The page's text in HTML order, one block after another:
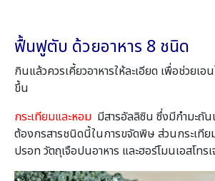
ฟื้นฟูตับ ด้วยอาหาร 8 ชนิด
กินแล้วควรเคี้ยวอาหารให้ละเอียด เพื่อช่วยเอ
ขึ้น
กระเทียมและหอม มีสารอัลลิซิน ซึ่งมีกำมะถั
ต้องกรสารชนิดนี้ในการขจัดพิษ ส่วนกระเทีย
ปรอท วัตถุเจือปนอาหาร และฮอร์โมนเอสโทร